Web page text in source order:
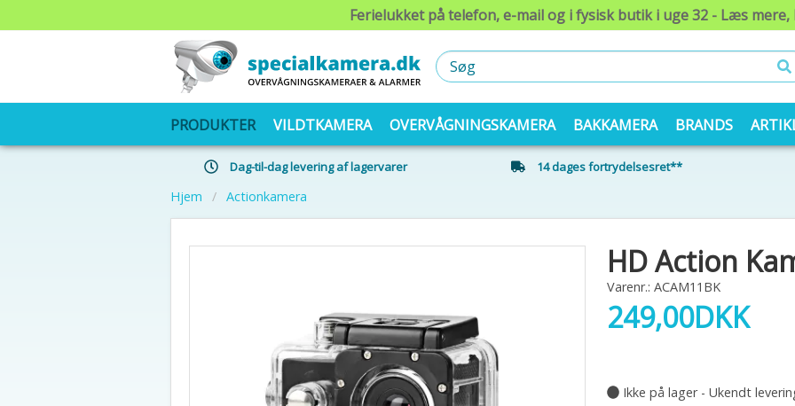
Ferielukket på telefon, e-mail og i fysisk butik i uge 32 - Læs
PRODUKTER VILDTKAMERA OVERVÅGNINGSKAMERA BAKKAMERA BRANDS
Dag-til-dag levering af lagervarer 14 dages fortrydelsesret**
Hjem Actionkamera
HD Action
Varenr.: ACAM11BK
249,00DKK
Ikke på lager - Ukendt